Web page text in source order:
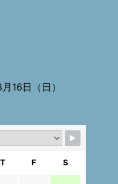
16日（日）
T F S